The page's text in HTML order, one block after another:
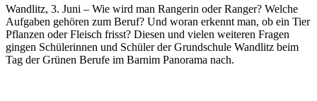
Wandlitz, 3. Juni – Wie wird man Rangerin oder Ranger? Welche
Aufgaben gehören zum Beruf? Und woran erkennt man, ob ein Tier
Pflanzen oder Fleisch frisst? Diesen und vielen weiteren Fragen
gingen Schülerinnen und Schüler der Grundschule Wandlitz beim
Tag der Grünen Berufe im Barnim Panorama nach.